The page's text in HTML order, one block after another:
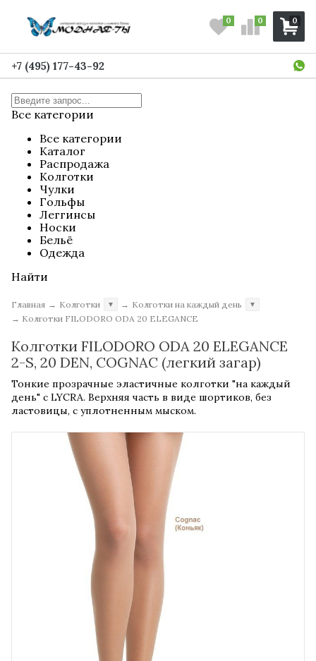
0
0 0
+7 (495) 177-43-92
Все категории
Все категории
Каталог
Распродажа
Колготки
Чулки
Гольфы
Леггинсы
Носки
Бельё
Одежда
Найти
Главная → Колготки ▼ → Колготки на каждый день ▼
→ Колготки FILODORO ODA 20 ELEGANCE
Колготки FILODORO ODA 20 ELEGANCE
2-S, 20 DEN, COGNAC (легкий загар)
Тонкие прозрачные эластичные колготки "на каждый
день" с LYCRA. Верхняя часть в виде шортиков, без
ластовицы, с уплотненным мыском.